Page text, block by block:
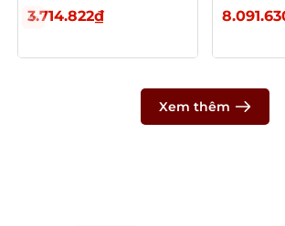
3.714.822₫
TB61
Xem thêm